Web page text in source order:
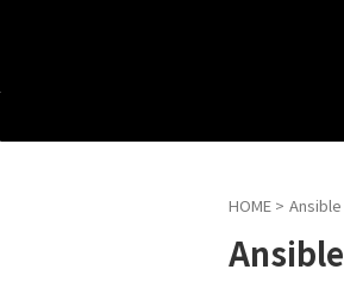
HOME > Ansible
Ansible